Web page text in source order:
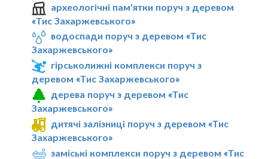
археологічні пам'ятки поруч з деревом
«Тис Захаржевського»
водоспади поруч з деревом «Тис
Захаржевського»
гірськолижні комплекси поруч з
деревом «Тис Захаржевського»
дерева поруч з деревом «Тис
Захаржевського»
дитячі залізниці поруч з деревом «Тис
Захаржевського»
заміські комплекси поруч з деревом «Тис